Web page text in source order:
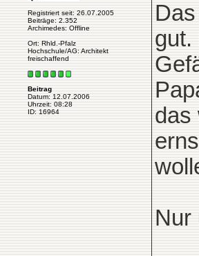
Registriert seit: 26.07.2005
Beiträge: 2.352
Archimedes: Offline
Ort: Rhld.-Pfalz
Hochschule/AG: Architekt
freischaffend
Beitrag
Datum: 12.07.2006
Uhrzeit: 08:28
ID: 16964
gut.
das
Nur